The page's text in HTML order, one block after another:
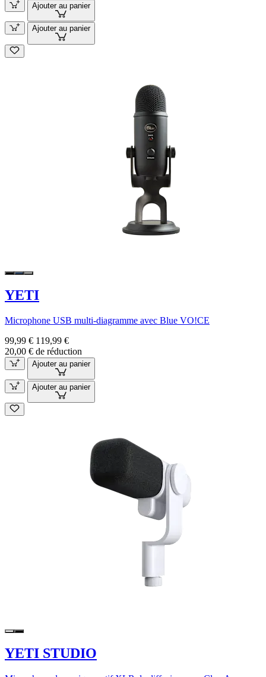
Ajouter au panier
Ajouter au panier
YETI
Microphone USB multi-diagramme avec Blue VO!CE
99,99 € 119,99 €
20,00 € de réduction
Ajouter au panier
Ajouter au panier
YETI STUDIO